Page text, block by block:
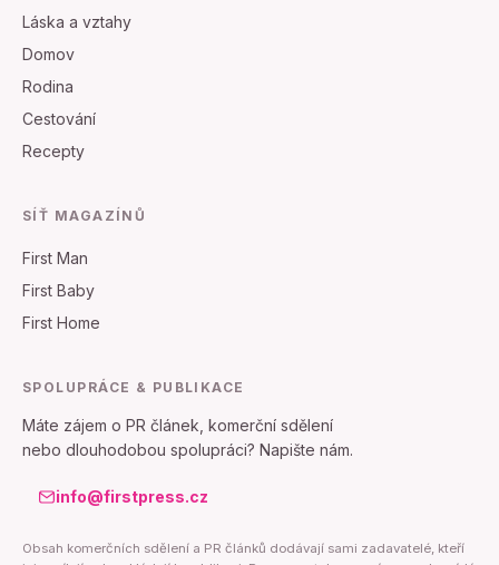
Láska a vztahy
Domov
Rodina
Cestování
Recepty
SÍŤ MAGAZÍNŮ
First Man
First Baby
First Home
SPOLUPRÁCE & PUBLIKACE
Máte zájem o PR článek, komerční sdělení
nebo dlouhodobou spolupráci? Napište nám.
info@firstpress.cz
Obsah komerčních sdělení a PR článků dodávají sami zadavatelé, kteří